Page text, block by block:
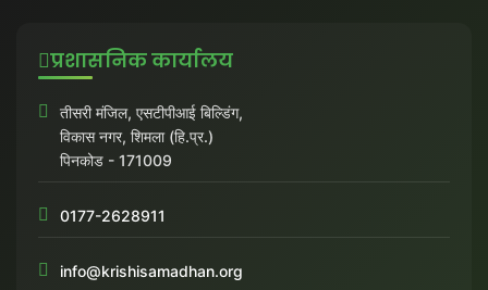
प्रशासनिक कार्यालय
तीसरी मंजिल, एसटीपीआई बिल्डिंग,
विकास नगर, शिमला (हि.प्र.)
पिनकोड - 171009
0177-2628911
info@krishisamadhan.org